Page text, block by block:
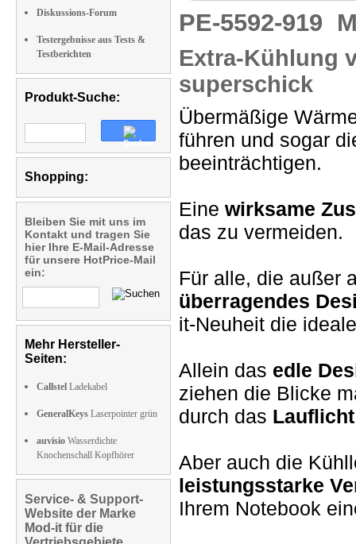
Diskussions-Forum
Testergebnisse aus Tests &
Testberichten
Produkt-Suche:
Shopping:
Bleiben Sie mit uns im
Kontakt und tragen Sie
hier Ihre E-Mail-Adresse
für unsere HotPrice-Mail
ein:
Mehr Hersteller-
Seiten:
Callstel Ladekabel
GeneralKeys Laserpointer grün
auvisio Wasserdichte
Knochenschall Kopfhörer
Service- & Support-
Website der Marke
Mod-it für die
PE-5592-919
Extra-Kühlung
superschick
Übermäßige
führen und sogar
beeinträchtigen.
Eine wirksame
das zu vermeiden.
Für alle, die außer
überragendes
it-Neuheit die
Allein das edle
ziehen die Blicke
durch das
Aber auch die
leistungsstarke
Ihrem Notebook